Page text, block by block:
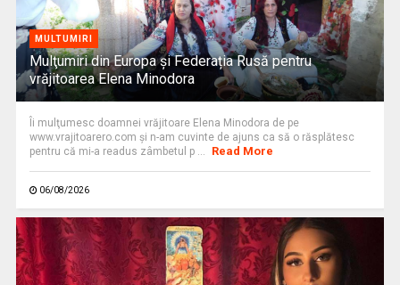
MULTUMIRI
Mulţumiri din Europa și Federația Rusă pentru
vrăjitoarea Elena Minodora
Îi mulţumesc doamnei vrăjitoare Elena Minodora de pe
www.vrajitoarero.com şi n-am cuvinte de ajuns ca să o răsplătesc
pentru că mi-a readus zâmbetul p ...
Read More
06/08/2026